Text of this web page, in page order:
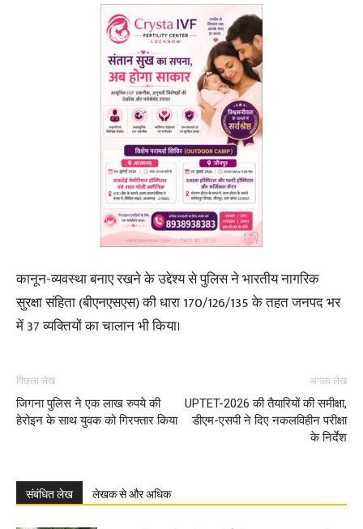
कानून-व्यवस्था बनाए रखने के उद्देश्य से पुलिस ने भारतीय नागरिक
सुरक्षा संहिता (बीएनएसएस) की धारा 170/126/135 के तहत जनपद भर
में 37 व्यक्तियों का चालान भी किया।
पिछला लेख
जिगना पुलिस ने एक लाख रुपये की
हेरोइन के साथ युवक को गिरफ्तार किया
अगला लेख
UPTET-2026 की तैयारियों की समीक्षा,
डीएम-एसपी ने दिए नकलविहीन परीक्षा
के निर्देश
संबंधित लेख लेखक से और अधिक